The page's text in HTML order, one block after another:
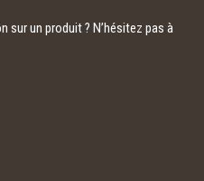
sur un produit ? N’hésitez pas à